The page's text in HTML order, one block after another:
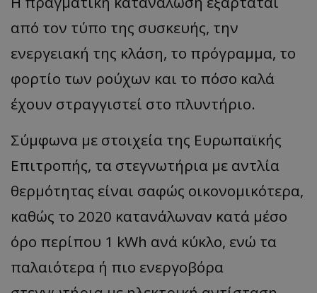
από τον τύπο της συσκευής, την
ενεργειακή της κλάση, το πρόγραμμα, το
φορτίο των ρούχων και το πόσο καλά
έχουν στραγγιστεί στο πλυντήριο.
Σύμφωνα με στοιχεία της Ευρωπαϊκής
Επιτροπής, τα στεγνωτήρια με αντλία
θερμότητας είναι σαφώς οικονομικότερα,
καθώς το 2020 κατανάλωναν κατά μέσο
όρο περίπου 1 kWh ανά κύκλο, ενώ τα
παλαιότερα ή πιο ενεργοβόρα